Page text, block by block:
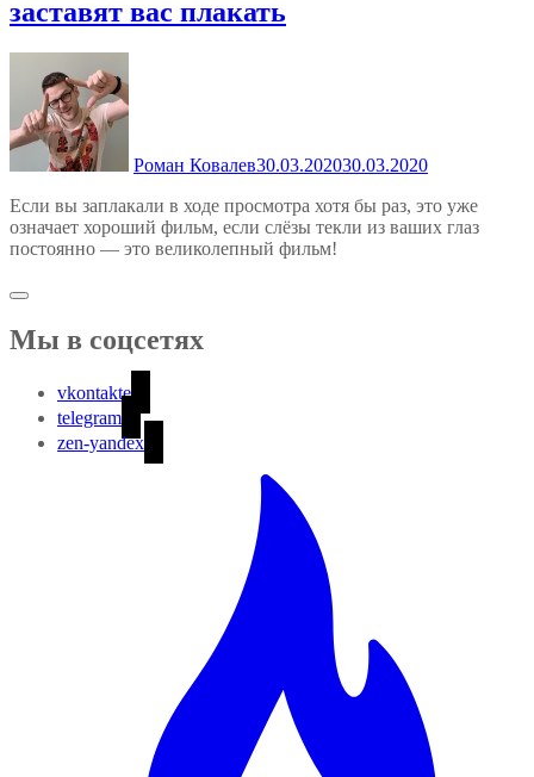
заставят вас плакать
Роман Ковалев30.03.202030.03.2020
Если вы заплакали в ходе просмотра хотя бы раз, это уже
означает хороший фильм, если слёзы текли из ваших глаз
постоянно — это великолепный фильм!
Мы в соцсетях
vkontakte
telegram
zen-yandex